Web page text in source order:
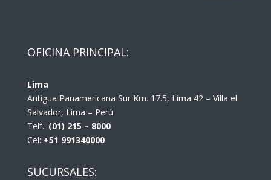
OFICINA PRINCIPAL:
Lima
Antigua Panamericana Sur Km. 17.5, Lima 42 – Villa el
Salvador, Lima – Perú
Telf.: (01) 215 – 8000
Cel: +51 991340000
SUCURSALES: